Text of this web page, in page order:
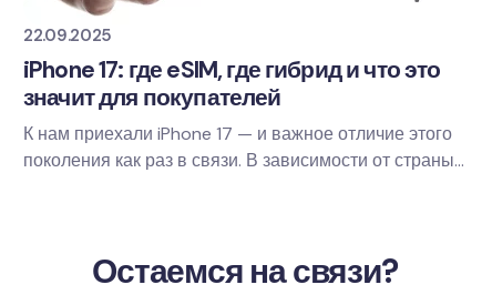
22.09.2025
iPhone 17: где eSIM, где гибрид и что это
значит для покупателей
К нам приехали iPhone 17 — и важное отличие этого
поколения как раз в связи. В зависимости от страны
Остаемся на связи?